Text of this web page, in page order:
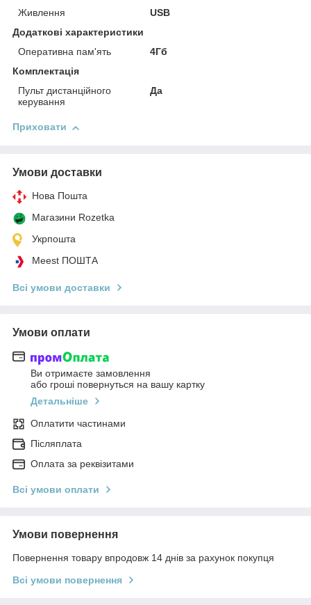
Живлення
USB
Додаткові характеристики
Оперативна пам'ять
4Гб
Комплектація
Пульт дистанційного
керування
Да
Приховати
Умови доставки
Нова Пошта
Магазини Rozetka
Укрпошта
Meest ПОШТА
Всі умови доставки
Умови оплати
Ви отримаєте замовлення
або гроші повернуться на вашу картку
Детальніше
Оплатити частинами
Післяплата
Оплата за реквізитами
Всі умови оплати
Умови повернення
Повернення товару впродовж 14 днів за рахунок покупця
Всі умови повернення